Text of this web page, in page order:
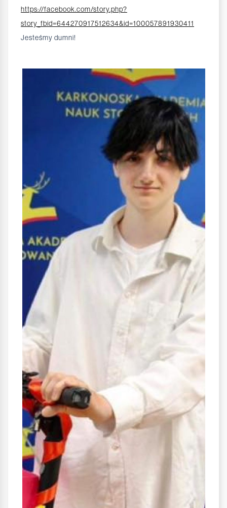
https://facebook.com/story.php?
story_fbid=644270917512634&id=100057891930411
Jesteśmy dumni!